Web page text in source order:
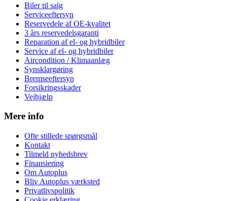
Biler til salg
Serviceeftersyn
Reservedele af OE-kvalitet
3 års reservedelsgaranti
Reparation af el- og hybridbiler
Service af el- og hybridbiler
Aircondition / Klimaanlæg
Synsklargøring
Bremseeftersyn
Forsikringsskader
Vejhjælp
Mere info
Ofte stillede spørgsmål
Kontakt
Tilmeld nyhedsbrev
Finansiering
Om Autoplus
Bliv Autoplus værksted
Privatlivspolitik